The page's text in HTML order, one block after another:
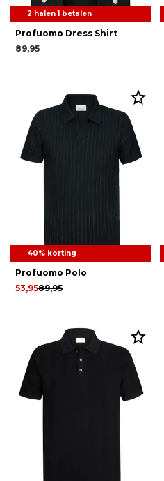
2 halen 1 betalen
Profuomo Dress Shirt
89,95
40% korting
Profuomo Polo
89,95
53,95